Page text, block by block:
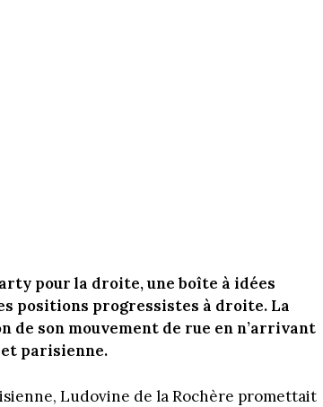
pour la droite, une boîte à idées
positions progressistes à droite. La
son mouvement de rue en n’arrivant
parisienne.
Ludovine de la Rochère promettait